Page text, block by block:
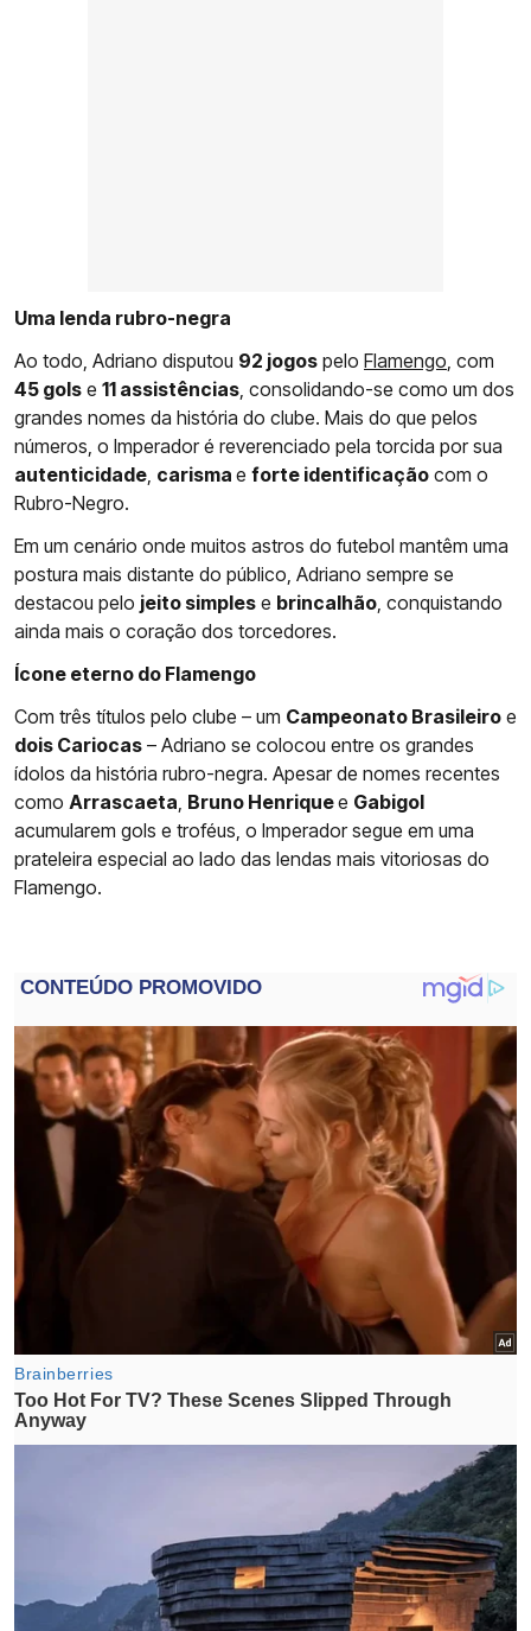
Uma lenda rubro-negra
Ao todo, Adriano disputou 92 jogos pelo Flamengo, com
45 gols e 11 assistências, consolidando-se como um dos
grandes nomes da história do clube. Mais do que pelos
números, o Imperador é reverenciado pela torcida por sua
autenticidade, carisma e forte identificação com o
Rubro-Negro.
Em um cenário onde muitos astros do futebol mantêm uma
postura mais distante do público, Adriano sempre se
destacou pelo jeito simples e brincalhão, conquistando
ainda mais o coração dos torcedores.
Ícone eterno do Flamengo
Com três títulos pelo clube – um Campeonato Brasileiro e
dois Cariocas – Adriano se colocou entre os grandes
ídolos da história rubro-negra. Apesar de nomes recentes
como Arrascaeta, Bruno Henriquee Gabigol
acumularem gols e troféus, o Imperador segue em uma
prateleira especial ao lado das lendas mais vitoriosas do
Flamengo.